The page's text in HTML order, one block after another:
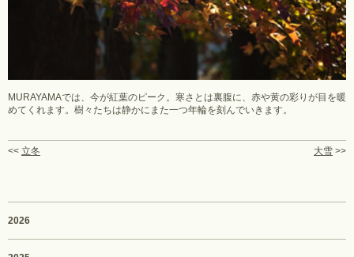
MURAYAMAでは、今が紅葉のピーク。寒さとは裏腹に、赤や黄の彩りが目を暖
めてくれます。樹々たちは静かにまた一つ年輪を刻んでいきます。
<< 立冬 大雪 >>
2026